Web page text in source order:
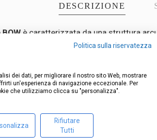
DESCRIZIONE
BOW è caratterizzata da una struttura
diffusa a 3000/4000K (con selettore
forma sottile e allungata (150 cm di
sabbia e nero , rappresenta una
5/5
Politica sulla riservatezza
dei dati, per migliorare il nostro sito Web, mostrare
un'esperienza di navigazione eccezionale. Per
che utilizziamo clicca su "personalizza".
Rifiutare
Tutti